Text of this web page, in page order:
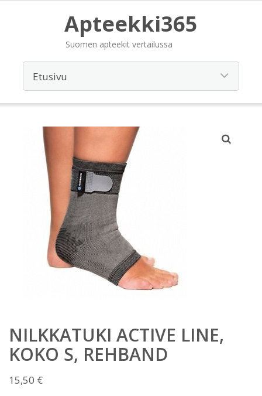
Apteekki365
Suomen apteekit vertailussa
NILKKATUKI ACTIVE LINE,
KOKO S, REHBAND
15,50 €